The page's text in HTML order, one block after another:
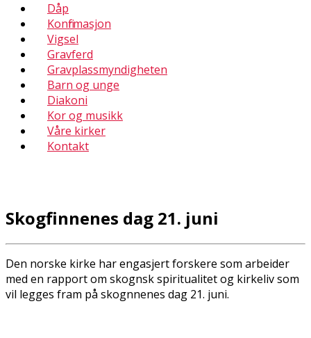
Dåp
Konfirmasjon
Vigsel
Gravferd
Gravplassmyndigheten
Barn og unge
Diakoni
Kor og musikk
Våre kirker
Kontakt
Skogfinnenes dag 21. juni
Den norske kirke har engasjert forskere som arbeider
med en rapport om skogfinsk spiritualitet og kirkeliv som
vil legges fram på skogfinnenes dag 21. juni.